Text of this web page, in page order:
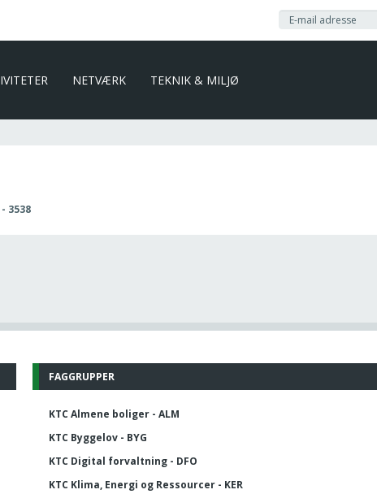
NETVÆRK TEKNIK & MILJØ
3538
FAGGRUPPER
KTC Almene boliger - ALM
KTC Byggelov - BYG
KTC Digital forvaltning - DFO
KTC Klima, Energi og Ressourcer - KER